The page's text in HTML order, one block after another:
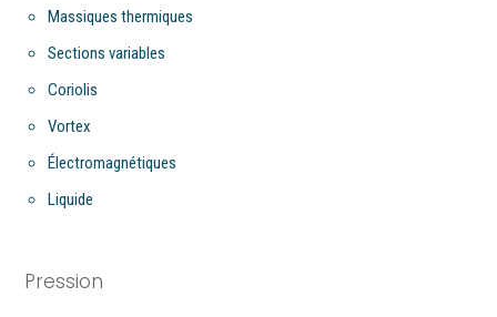
Massiques thermiques
Sections variables
Coriolis
Vortex
Électromagnétiques
Liquide
Pression